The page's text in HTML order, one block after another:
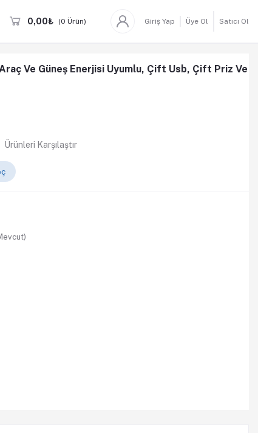
0,00₺ (0 Ürün) Giriş Yap Üye Ol Satıcı Ol
Ve Güneş Enerjisi Uyumlu, Çift Usb, Çift Priz Ve
Ürünleri Karşılaştır